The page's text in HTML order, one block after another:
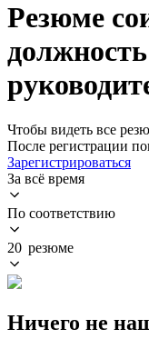
Резюме
Чтобы видеть все
После регистрации
Зарегистрироваться
За всё время
По соответствию
20 резюме
Ничего не